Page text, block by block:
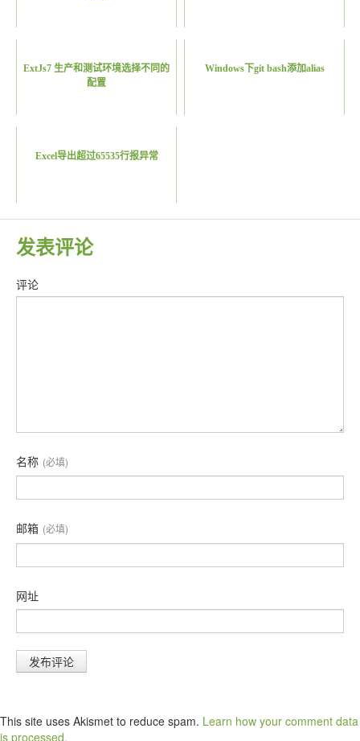
ExtJs7 生产和测试环境选择不同的
配置
Windows下git bash添加alias
Excel导出超过65535行报异常
发表评论
评论
名称 (必填)
邮箱 (必填)
网址
This site uses Akismet to reduce spam. Learn how your comment data
is processed.